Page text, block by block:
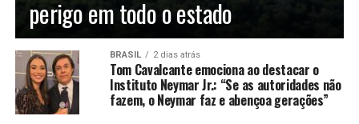
perigo em todo o estado
BRASIL 2 dias atrás
Tom Cavalcante emociona ao destacar o
Instituto Neymar Jr.: “Se as autoridades não
fazem, o Neymar faz e abençoa gerações”